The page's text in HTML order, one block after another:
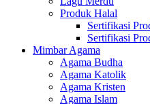
Produk Halal
Sertifikasi
Sertifikasi
Mimbar Agama
Agama Budha
Agama Katolik
Agama Kristen
Agama Islam